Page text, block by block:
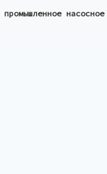
промышленное насосное